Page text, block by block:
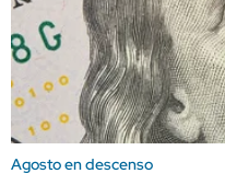
Agosto en descenso